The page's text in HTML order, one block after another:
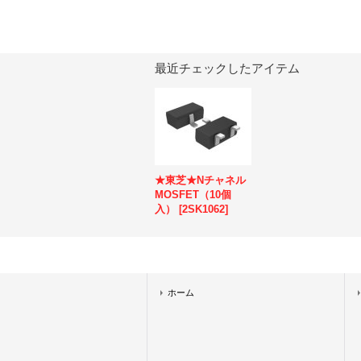
最近チェックしたアイテム
★東芝★Nチャネル
MOSFET（10個
入）
[2SK1062]
ホーム